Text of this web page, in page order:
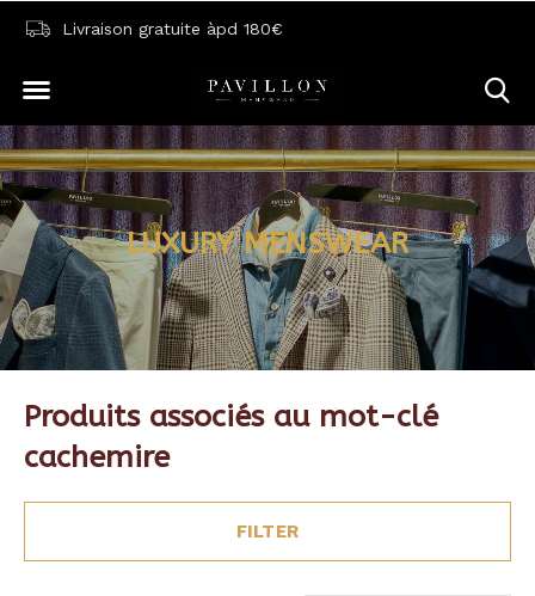
Livraison gratuite àpd 180€
LUXURY MENSWEAR
Produits associés au mot-clé
cachemire
FILTER